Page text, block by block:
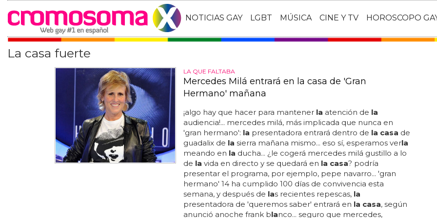
NOTICIAS GAY LGBT MÚSICA CINE Y TV HOROSCOPO
La casa fuerte
LA QUE FALTABA
Mercedes Milá entrará en la casa de 'Gran
Hermano' mañana
¡algo hay que hacer para mantener la atención de la
audiencia!... mercedes milá, más implicada que nunca en
'gran hermano': la presentadora entrará dentro de la casa de
guadalix de la sierra mañana mismo... eso sí, esperamos verla
meando en la ducha... ¿le cogerá mercedes milá gustillo a lo
de la vida en directo y se quedará en la casa? podría
presentar el programa, por ejemplo, pepe navarro... 'gran
hermano' 14 ha cumplido 100 días de convivencia esta
semana, y después de las recientes repescas, la
presentadora de 'queremos saber' entrará en la casa, según
anunció anoche frank blanco... seguro que mercedes,